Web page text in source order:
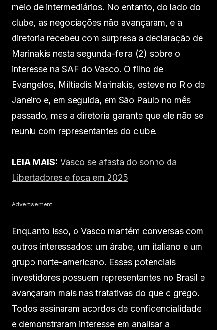
meio de intermediários. No entanto, do lado do
clube, as negociações não avançaram, e a
diretoria recebeu com surpresa a declaração de
Marinakis nesta segunda-feira (2) sobre o
interesse na SAF do Vasco. O filho de
Evangelos, Miltiadis Marinakis, esteve no Rio de
Janeiro e, em seguida, em São Paulo no mês
passado, mas a diretoria garante que ele não se
reuniu com representantes do clube.
LEIA MAIS: Vasco se afasta do sonho da
Libertadores e foca em 2025
Advertisement
Enquanto isso, o Vasco mantém conversas com
outros interessados: um árabe, um italiano e um
grupo norte-americano. Esses potenciais
investidores possuem representantes no Brasil e
avançaram mais nas tratativas do que o grego.
Todos assinaram acordos de confidencialidade
e demonstraram interesse em analisar a